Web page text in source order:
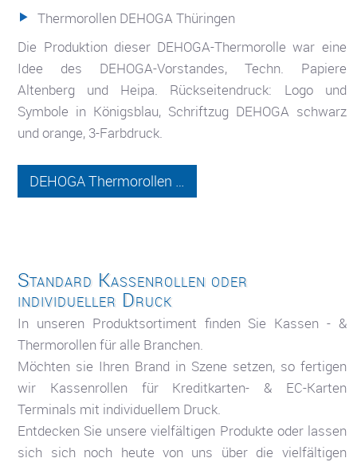
Thermorollen DEHOGA Thüringen
Die Produktion dieser DEHOGA-Thermorolle war eine
Idee des DEHOGA-Vorstandes, Techn. Papiere
Altenberg und Heipa. Rückseitendruck: Logo und
Symbole in Königsblau, Schriftzug DEHOGA schwarz
und orange, 3-Farbdruck.
DEHOGA Thermorollen …
Standard Kassenrollen oder
individueller Druck
In unseren Produktsortiment finden Sie Kassen - &
Thermorollen für alle Branchen.
Möchten sie Ihren Brand in Szene setzen, so fertigen
wir Kassenrollen für Kreditkarten- & EC-Karten
Terminals mit individuellem Druck.
Entdecken Sie unsere vielfältigen Produkte oder lassen
sich sich noch heute von uns über die vielfältigen